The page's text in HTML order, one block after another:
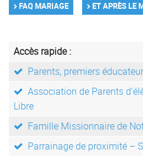
FAQ MARIAGE
ET APRÈS LE
Accès rapide :
Parents, premiers
Association de Parents
Libre
Famille Missionnaire de
Parrainage de proximité –